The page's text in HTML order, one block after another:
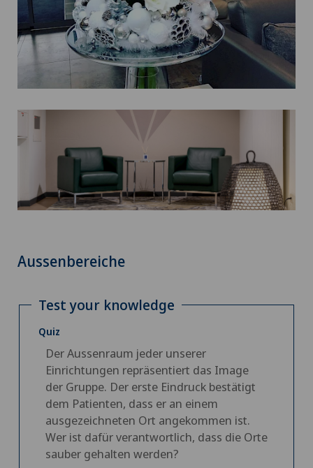
Aussenbereiche
Test your knowledge
Quiz
Der Aussenraum jeder unserer
Einrichtungen repräsentiert das Image
der Gruppe. Der erste Eindruck bestätigt
dem Patienten, dass er an einem
ausgezeichneten Ort angekommen ist.
Wer ist dafür verantwortlich, dass die Orte
sauber gehalten werden?